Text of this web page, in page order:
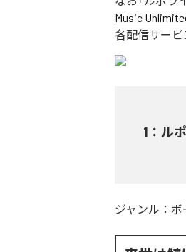
Music
各配信サービ
1 ： ル
ジャンル： ボ